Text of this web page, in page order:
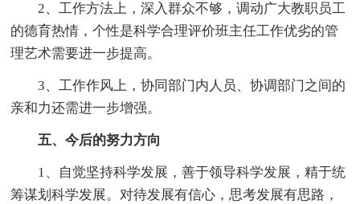
2、工作方法上，深入群众不够，调动广大教职员工
的德育热情，个性是科学合理评价班主任工作优劣的管
理艺术需要进一步提高。
3、工作作风上，协同部门内人员、协调部门之间的
亲和力还需进一步增强。
五、今后的努力方向
1、自觉坚持科学发展，善于领导科学发展，精于统
筹谋划科学发展。对待发展有信心，思考发展有思路，